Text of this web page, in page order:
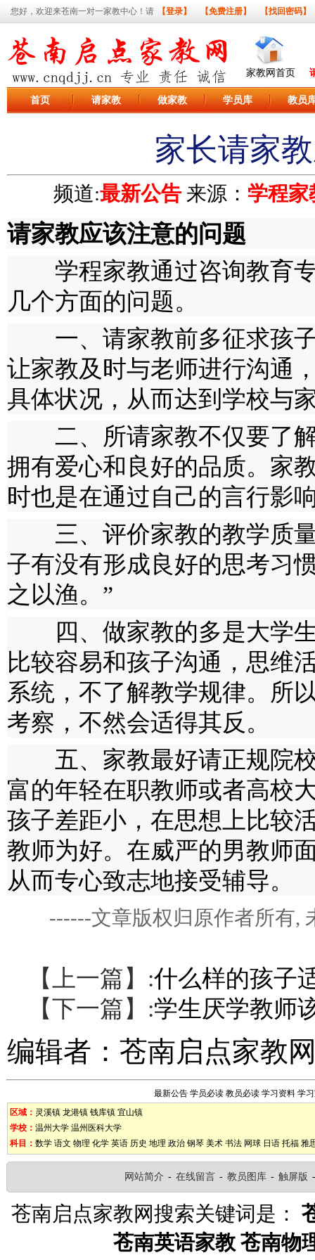
您好，欢迎来苍南一对一家教中心！请 【登录】 【免费注册】 【找回密码】
家教网首页
首页 请家教 做家教 学员库 教员
家长请家
频道:最新公告来源： 学程家
请家教应该注意的问题
学程家教通过咨询教育专
几个方面的问题。
一、请家教前多征求孩子
让家教及时与老师进行沟通
具体状况，从而达到学校与
二、所请家教不仅要了解
拥有爱心和良好的品质。家
时也是在通过自己的言行影
三、评价家教的教学质量
子有没有形成良好的思考习
之以渔。”
四、做家教的多是大学生
比较容易和孩子沟通，思维
系统，不了解教学规律。所
考察，不然会适得其反。
五、家教最好请正规院校
富的年轻在职教师或者高校
孩子差距小，在思想上比较
教师为好。在威严的男教师
从而专心致志地接受辅导。
------文章版权归原作者所有,
【上一篇】:什么样的孩子
【下一篇】:学生厌学教师
编辑者： 苍南启点家教
最新公告 学员必读 教员必读 学习资料 学
区域： 灵溪镇 龙港镇 钱库镇 宜山镇
学校： 温州大学 温州医科大学
科目： 数学 语文 物理 化学 英语 历史 地理 政治 钢琴 美术 书法 网球 日语 托福 雅
网站简介 - 在线留言 - 教员图库 - 触屏版
苍南启点家教网搜索关键词是：
苍南英语家教 苍南物